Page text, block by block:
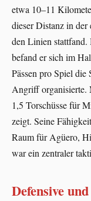
etwa 10–11
dieser Distanz in
den Linien
befand er sich im
Pässen pro Spiel
Angriff organisierte.
1,5 Torschüsse für
zeigt. Seine
Raum für Agüero,
war ein zentraler
Defensive